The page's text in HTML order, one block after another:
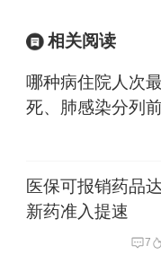
治。
国家医保局特
店比价小程序
比，成为每个
2026年4月，
全药品价格
相关阅读
哪种病住院人次
死、肺感染分列
医保可报销药品
新药准入提速
7